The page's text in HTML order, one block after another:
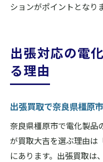
ションがポイントとなり
出張対応の電
る理由
出張買取で奈良県橿原
奈良県橿原市で電化製品
が買取大吉を選ぶ理由は
にあります。出張買取は